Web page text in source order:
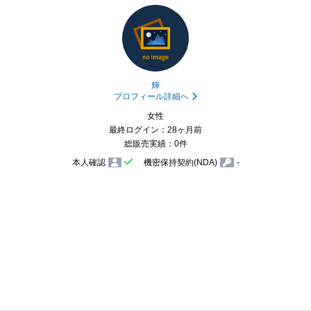
輝
プロフィール詳細へ
女性
最終ログイン：28ヶ月前
総販売実績：0件
本人確認
機密保持契約(NDA) -